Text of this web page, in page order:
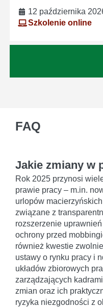
12 października
Szkolenie online
FAQ
Jakie zmiany w
Rok 2025 przynosi
prawie pracy – m.in.
urlopów
związane z
rozszerzenie
ochrony przed
również kwestie
ustawy o rynku pracy i
układów zbiorowych
zarządzających
zmian oraz ich
ryzyka niezgodności z